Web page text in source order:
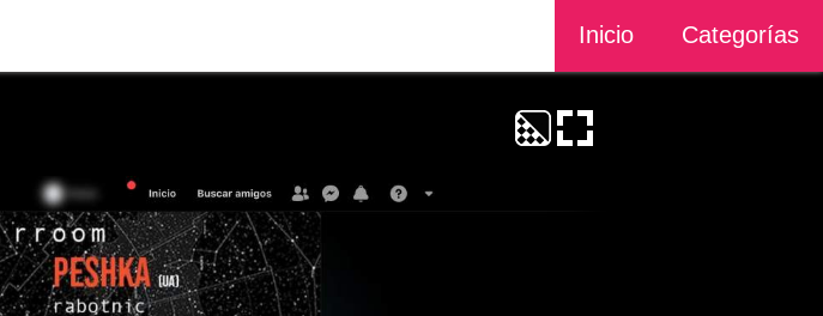
Inicio Categorías